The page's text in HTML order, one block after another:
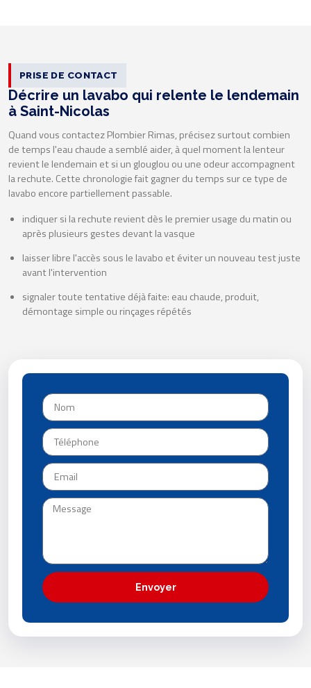
PRISE DE CONTACT
Décrire un lavabo qui relente le lendemain
à Saint-Nicolas
Quand vous contactez Plombier Rimas, précisez surtout combien
de temps l'eau chaude a semblé aider, à quel moment la lenteur
revient le lendemain et si un glouglou ou une odeur accompagnent
la rechute. Cette chronologie fait gagner du temps sur ce type de
lavabo encore partiellement passable.
indiquer si la rechute revient dès le premier usage du matin ou
après plusieurs gestes devant la vasque
laisser libre l'accès sous le lavabo et éviter un nouveau test juste
avant l'intervention
signaler toute tentative déjà faite: eau chaude, produit,
démontage simple ou rinçages répétés
Envoyer